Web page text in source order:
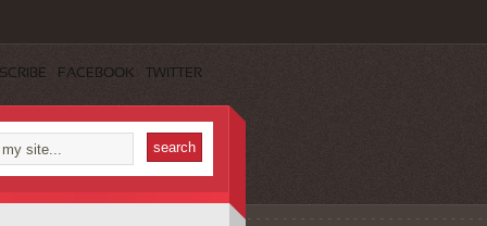
FACEBOOK TWITTER